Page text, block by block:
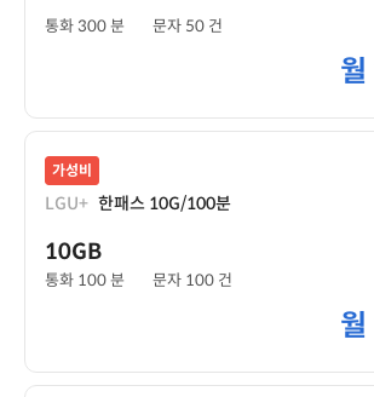
통화 300 분 문자 50 건
월
가성비
LGU+ 한패스 10G/100분
10GB
통화 100 분 문자 100 건
월